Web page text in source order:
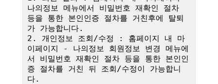
나의정보 메뉴에서 비밀번호 재확인 절차
등을 통한 본인인증 절차를 거친후에 탈퇴
가 가능합니다.
2. 개인정보 조회/수정 : 홈페이지 내 마
이페이지 - 나의정보 회원정보 변경 메뉴에
서 비밀번호 재확인 절차 등을 통한 본인인
증 절차를 거친 뒤 조회/수정이 가능합니
다.